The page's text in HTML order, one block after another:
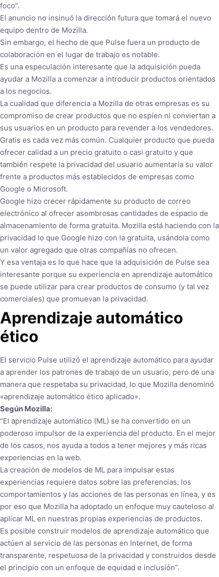
foco”.
El anuncio no insinuó la dirección futura que tomará el nuevo
equipo dentro de Mozilla.
Sin embargo, el hecho de que Pulse fuera un producto de
colaboración en el lugar de trabajo es notable.
Es una especulación interesante que la adquisición pueda
ayudar a Mozilla a comenzar a introducir productos orientados
a los negocios.
La cualidad que diferencia a Mozilla de otras empresas es su
compromiso de crear productos que no espíen ni conviertan a
sus usuarios en un producto para revender a los vendedores.
Gratis es cada vez más común. Cualquier producto que pueda
ofrecer calidad a un precio gratuito o casi gratuito y que
también respete la privacidad del usuario aumentaría su valor
frente a productos más establecidos de empresas como
Google o Microsoft.
Google hizo crecer rápidamente su producto de correo
electrónico al ofrecer asombrosas cantidades de espacio de
almacenamiento de forma gratuita. Mozilla está haciendo con la
privacidad lo que Google hizo con la gratuita, usándola como
un valor agregado que otras compañías no ofrecen.
Y esa ventaja es lo que hace que la adquisición de Pulse sea
interesante porque su experiencia en aprendizaje automático
se puede utilizar para crear productos de consumo (y tal vez
comerciales) que promuevan la privacidad.
Aprendizaje automático
ético
El servicio Pulse utilizó el aprendizaje automático para ayudar
a aprender los patrones de trabajo de un usuario, pero de una
manera que respetaba su privacidad, lo que Mozilla denominó
«aprendizaje automático ético aplicado».
Según Mozilla:
“El aprendizaje automático (ML) se ha convertido en un
poderoso impulsor de la experiencia del producto. En el mejor
de los casos, nos ayuda a todos a tener mejores y más ricas
experiencias en la web.
La creación de modelos de ML para impulsar estas
experiencias requiere datos sobre las preferencias, los
comportamientos y las acciones de las personas en línea, y es
por eso que Mozilla ha adoptado un enfoque muy cauteloso al
aplicar ML en nuestras propias experiencias de productos.
Es posible construir modelos de aprendizaje automático que
actúen al servicio de las personas en Internet, de forma
transparente, respetuosa de la privacidad y construidos desde
el principio con un enfoque de equidad e inclusión”.